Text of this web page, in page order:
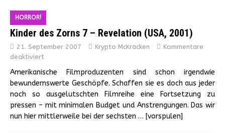
HORROR!
Kinder des Zorns 7 – Revelation (USA, 2001)
21. September 2007 Krypto McKracken
Kommentare
deaktiviert
Amerikanische Filmproduzenten sind schon irgendwie
bewundernswerte Geschöpfe. Schaffen sie es doch aus jeder
noch so ausgelutschten Filmreihe eine Fortsetzung zu
pressen – mit minimalen Budget und Anstrengungen. Das wir
nun hier mittlerweile bei der sechsten … [vorspulen]